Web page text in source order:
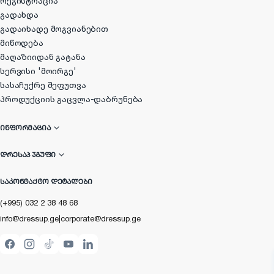
გადახდა
გადაიხადე მოგვიანებით
მიწოდება
მაღაზიიდან გატანა
სერვისი 'მოირგე'
სასაჩუქრე შეფუთვა
პროდუქციის გაცვლა-დაბრუნება
ᲘᲜᲤᲝᲠᲛᲐᲪᲘᲐ
ᲓᲠᲔᲡᲐᲞ ᲯᲒᲣᲤᲘ
ᲡᲐᲙᲝᲜᲢᲐᲥᲢᲝ ᲓᲔᲢᲐᲚᲔᲑᲘ
(+995) 032 2 38 48 68
info@dressup.ge|corporate@dressup.ge